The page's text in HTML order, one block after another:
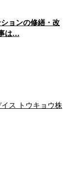
ョンの修繕・改
は…
ス トウキョウ株